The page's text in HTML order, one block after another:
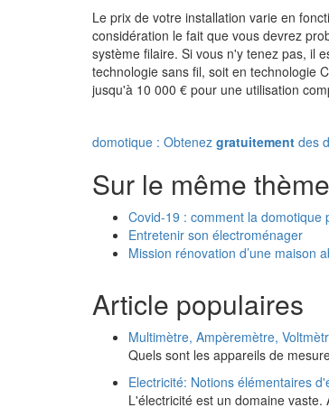
Le prix de votre installation varie en
considération le fait que vous devrez
système filaire. Si vous n'y tenez pas, il
technologie sans fil, soit en technologie
jusqu'à 10 000 € pour une utilisation
domotique : Obtenez gratuitement des
Sur le même
Covid-19 : comment la domotique
Entretenir son électroménager
Mission rénovation d’une maison
Article populaires
Multimètre, Ampèremètre,
Quels sont les appareils de
Electricité: Notions élémentaires
L'électricité est un domaine